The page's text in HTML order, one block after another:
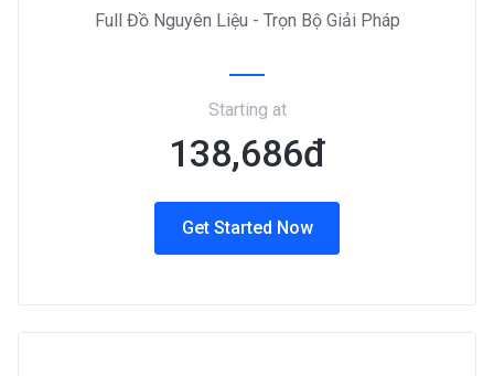
Full Đồ Nguyên Liệu - Trọn Bộ Giải Pháp
Starting at
138,686đ
Get Started Now